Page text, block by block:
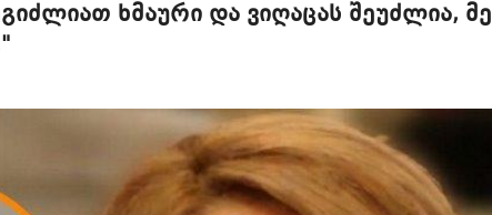
ხმაური და ვიღაცას შეუძლია, მე